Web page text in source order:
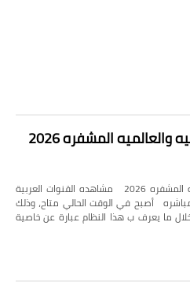
المشفره 2026
شاهد جميع القنوات العربيه والعالميه المشفره 2026 مشاهده القنوات العربية
أصبح في الوقت الحالي متاح، وذلك
ما يعرف ب هذا النظام عبارة عن خاصية